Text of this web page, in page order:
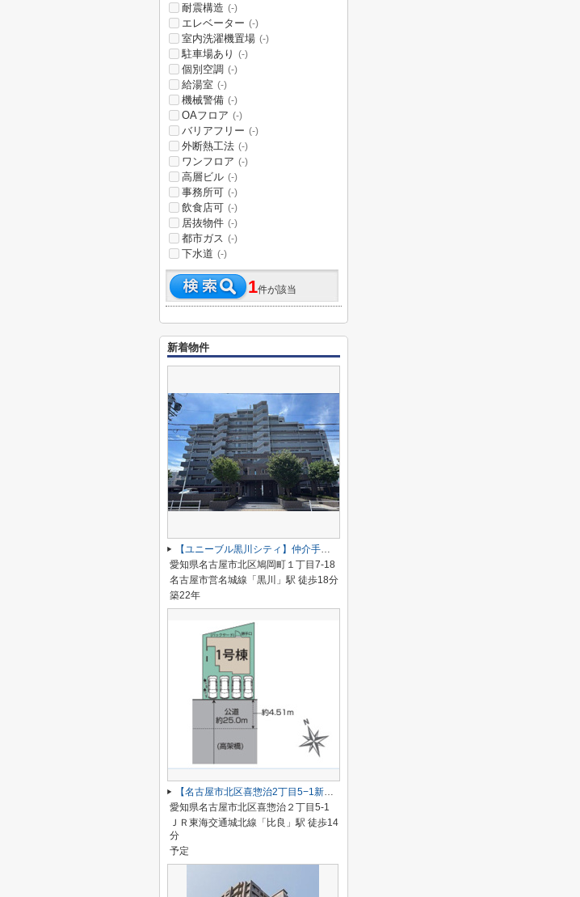
耐震構造 (-)
エレベーター (-)
室内洗濯機置場 (-)
駐車場あり (-)
個別空調 (-)
給湯室 (-)
機械警備 (-)
OAフロア (-)
バリアフリー (-)
外断熱工法 (-)
ワンフロア (-)
高層ビル (-)
事務所可 (-)
飲食店可 (-)
居抜物件 (-)
都市ガス (-)
下水道 (-)
1件が該当
新着物件
【ユニーブル黒川シティ】仲介手数料無料！城北小学校・北陵中学校
愛知県名古屋市北区鳩岡町１丁目7-18
名古屋市営名城線「黒川」駅 徒歩18分
築22年
【名古屋市北区喜惣治2丁目5−1新築戸建】仲介手数料無料！楠西小学校・楠中学校
愛知県名古屋市北区喜惣治２丁目5-1
ＪＲ東海交通城北線「比良」駅 徒歩14
分
予定